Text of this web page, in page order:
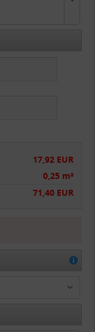
17,92 EUR
0,25 m²
71,40 EUR